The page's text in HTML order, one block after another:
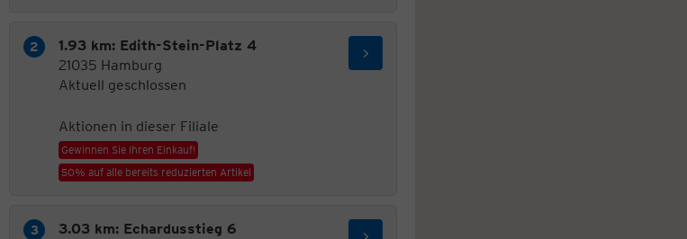
1.93 km: Edith-Stein-Platz 4
21035 Hamburg
Aktuell geschlossen
Aktionen in dieser Filiale
Gewinnen Sie Ihren Einkauf!
50% auf alle bereits reduzierten Artikel
3.03 km: Echardusstieg 6